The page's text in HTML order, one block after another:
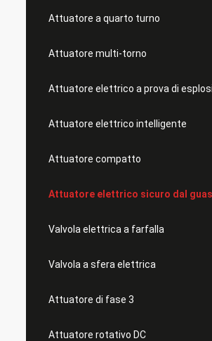
Attuatore a quarto turno
Attuatore multi-torno
Attuatore elettrico a prova di
Attuatore elettrico intelligente
Attuatore compatto
Attuatore elettrico sicuro dal
Valvola elettrica a farfalla
Valvola a sfera elettrica
Attuatore di fase 3
Attuatore rotativo DC